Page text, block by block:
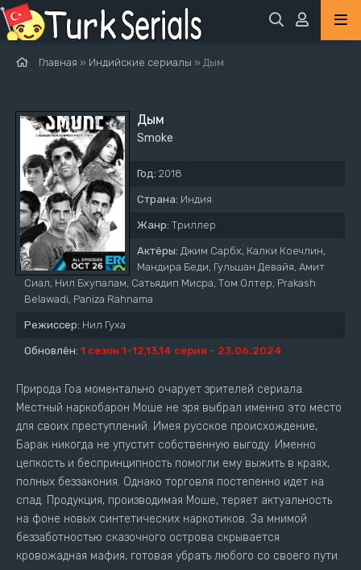
Главная » Индийские сериалы » Дым
Дым
Smoke
Год: 2018
Страна: Индия
Жанр: Триллер
Актёры: Джим Сарбх, Калки Коечлин,
Мандира Беди, Гульшан Девайя, Амит
Сиал, Нил Бхупалам, Сатьядип Мисра, Том Олтер, Prakash
Belawadi, Paniza Rahnama
Режиссер: Нил Гуха
Обновлён: 1 сезон 1-12,13,14 серия - 23.06.2024
Природа Гоа моментально очарует зрителей сериала.
Местный наркобарон Моше не зря выбрал именно это место
для своих преступлений. Имея русское происхождение,
Барак никогда не упустит собственную выгоду. Именно
цепкость и беспринципность помогли ему выжить в краях,
полных беззакония. Однако торговля постепенно идет на
спад. Продукция, производимая Моше, теряет актуальность
на фоне новых синтетических наркотиков. За мнимой
беззаботностью сказочного острова скрывается
кровожадная мафия, готовая убрать любого со своего пути.